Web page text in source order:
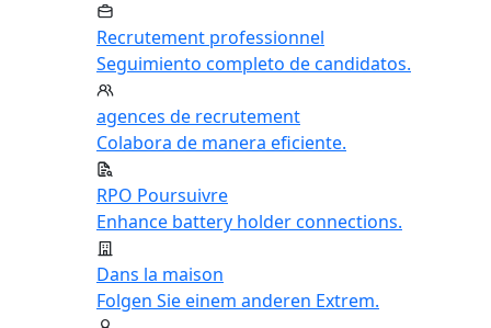
Recrutement professionnel
Seguimiento completo de candidatos.
agences de recrutement
Colabora de manera eficiente.
RPO Poursuivre
Enhance battery holder connections.
Dans la maison
Folgen Sie einem anderen Extrem.